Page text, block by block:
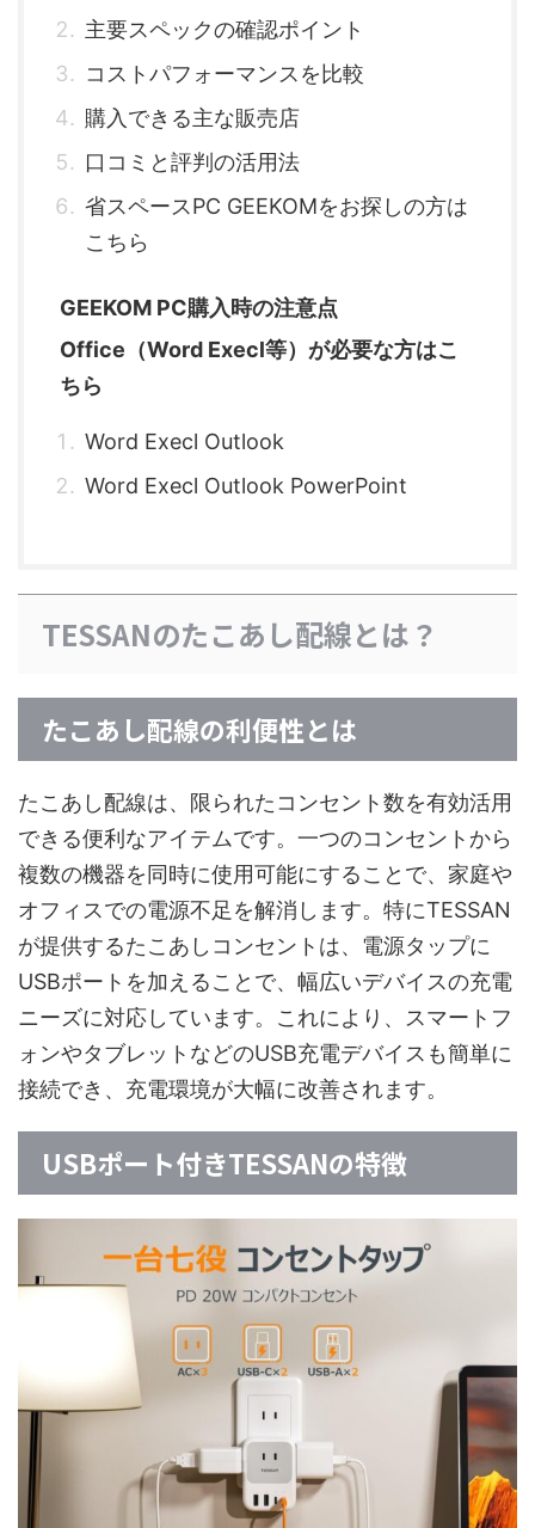
主要スペックの確認ポイント
コストパフォーマンスを比較
購入できる主な販売店
口コミと評判の活用法
省スペースPC GEEKOMをお探しの方は
こちら
GEEKOM PC購入時の注意点
Office（Word Execl等）が必要な方はこ
ちら
Word Execl Outlook
Word Execl Outlook PowerPoint
TESSANのたこあし配線とは？
たこあし配線の利便性とは
たこあし配線は、限られたコンセント数を有効活用
できる便利なアイテムです。一つのコンセントから
複数の機器を同時に使用可能にすることで、家庭や
オフィスでの電源不足を解消します。特にTESSAN
が提供するたこあしコンセントは、電源タップに
USBポートを加えることで、幅広いデバイスの充電
ニーズに対応しています。これにより、スマートフ
ォンやタブレットなどのUSB充電デバイスも簡単に
接続でき、充電環境が大幅に改善されます。
USBポート付きTESSANの特徴